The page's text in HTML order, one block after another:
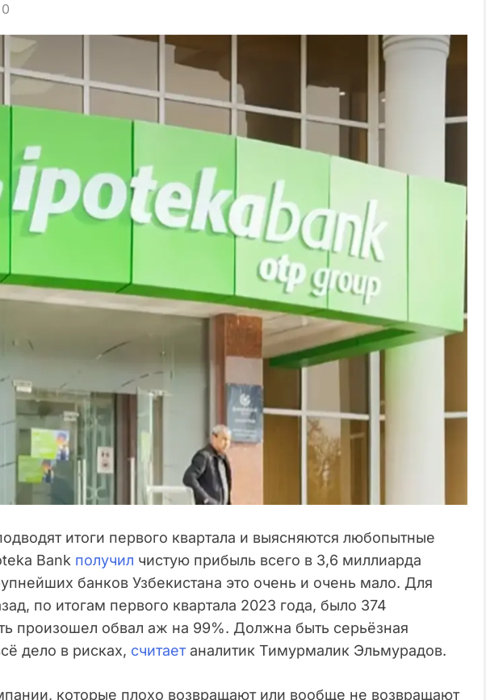
0
итоги первого квартала и выясняются любопытные
Bank получил чистую прибыль всего в 3,6 миллиарда
банков Узбекистана это очень и очень мало. Для
по итогам первого квартала 2023 года, было 374
произошел обвал аж на 99%. Должна быть серьёзная
дело в рисках, считаетаналитик Тимурмалик Эльмурадов.
которые плохо возвращают или вообще не возвращают